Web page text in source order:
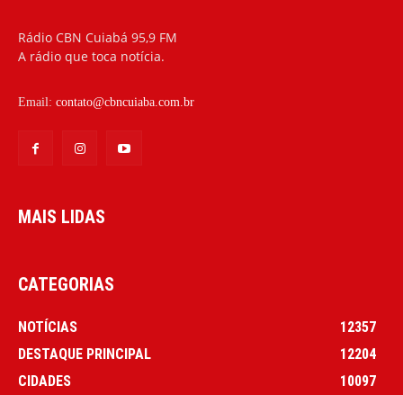
Rádio CBN Cuiabá 95,9 FM
A rádio que toca notícia.
Email: contato@cbncuiaba.com.br
MAIS LIDAS
CATEGORIAS
NOTÍCIAS
12357
DESTAQUE PRINCIPAL
12204
CIDADES
10097